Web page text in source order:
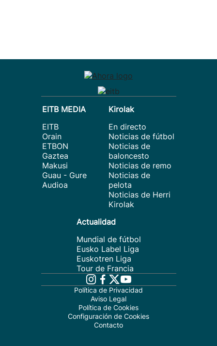
EITB MEDIA
EITB
Orain
ETBON
Gaztea
Makusi
Guau - Gure
Audioa
Kirolak
En directo
Noticias de fútbol
Noticias de
baloncesto
Noticias de remo
Noticias de
pelota
Noticias de Herri
Kirolak
Actualidad
Mundial de fútbol
Eusko Label Liga
Euskotren Liga
Tour de Francia
Política de Privacidad
Aviso Legal
Política de Cookies
Configuración de Cookies
Contacto